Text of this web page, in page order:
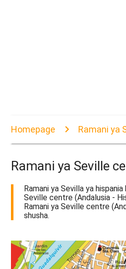
Homepage Ramani ya
Ramani ya Seville
Ramani ya Sevilla ya
Seville centre (Andalusia -
Ramani ya Seville centre
shusha.